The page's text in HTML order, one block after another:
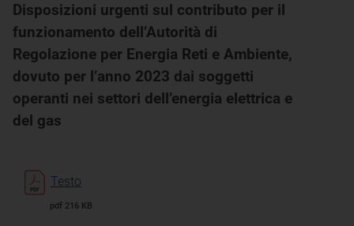
Disposizioni urgenti sul contributo per il
funzionamento dell’Autorità di
Regolazione per Energia Reti e Ambiente,
dovuto per l’anno 2023 dai soggetti
operanti nei settori dell’energia elettrica e
del gas
Testo
pdf 216 KB